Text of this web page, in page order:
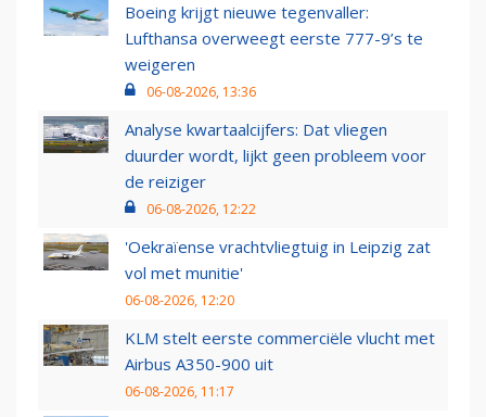
Boeing krijgt nieuwe tegenvaller:
Lufthansa overweegt eerste 777-9’s te
weigeren
06-08-2026, 13:36
Analyse kwartaalcijfers: Dat vliegen
duurder wordt, lijkt geen probleem voor
de reiziger
06-08-2026, 12:22
'Oekraïense vrachtvliegtuig in Leipzig zat
vol met munitie'
06-08-2026, 12:20
KLM stelt eerste commerciële vlucht met
Airbus A350-900 uit
06-08-2026, 11:17